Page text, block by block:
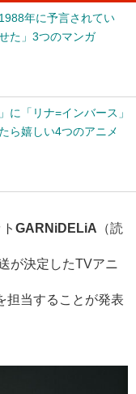
年に予言されてい
た」3つのマンガ
に「リナ=インバース」
嬉しい4つのアニメ
GARNiDELiA （読
が決定したTVアニ
担当することが発表